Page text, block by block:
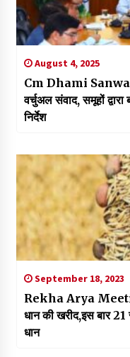
August 4, 2025
Cm Dhami
वर्चुअल संवाद, समूहों
निर्देश
September 18, 2023
Rekha Arya
धान की खरीद,इस बार
धान